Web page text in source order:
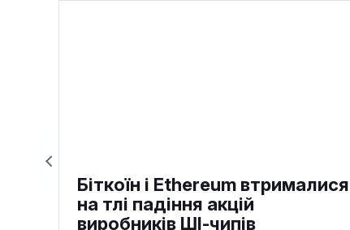
Біткоїн і Ethereum втрималися
на тлі падіння акцій
виробників ШІ-чипів